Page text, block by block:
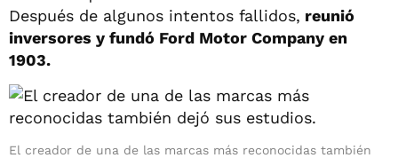
Después de algunos intentos fallidos, reunió
inversores y fundó Ford Motor Company en
1903.
El creador de una de las marcas más reconocidas también